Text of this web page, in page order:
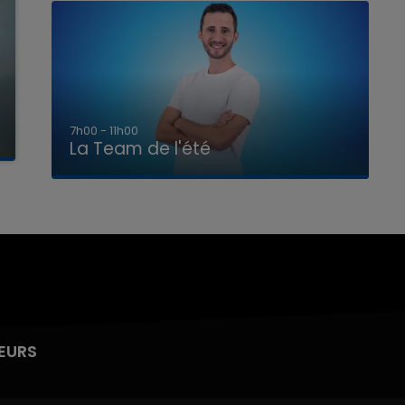
7h00 - 11h00
La Team de l'été